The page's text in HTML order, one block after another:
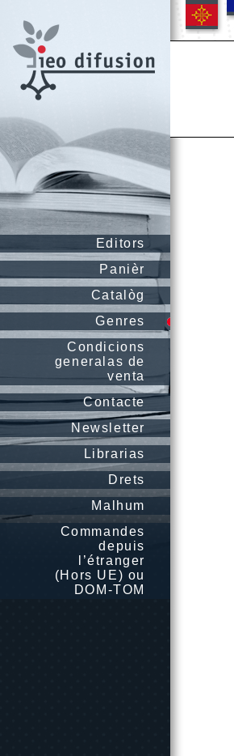
Editors
Panièr
Catalòg
Genres
Condicions
generalas de
venta
Contacte
Newsletter
Librarias
Drets
Malhum
Commandes
depuis
l’étranger
(Hors UE) ou
DOM-TOM